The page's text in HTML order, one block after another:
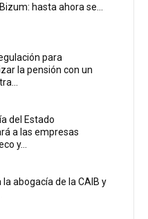
hasta ahora se...
para
la pensión con un
del Estado
a las empresas
y...
la abogacía de la CAIB y